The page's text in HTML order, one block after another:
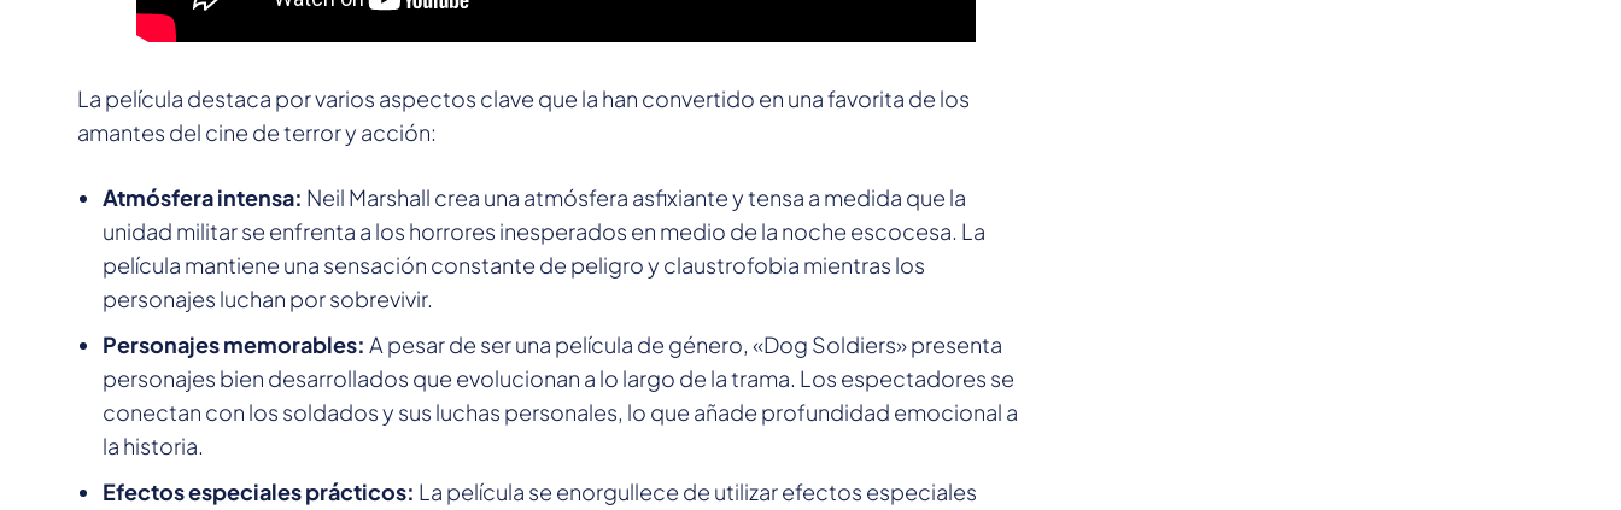
La película destaca por varios aspectos clave que la han convertido en una favorita de los
amantes del cine de terror y acción:
Atmósfera intensa: Neil Marshall crea una atmósfera asfixiante y tensa a medida que la
unidad militar se enfrenta a los horrores inesperados en medio de la noche escocesa. La
película mantiene una sensación constante de peligro y claustrofobia mientras los
personajes luchan por sobrevivir.
Personajes memorables: A pesar de ser una película de género, «Dog Soldiers» presenta
personajes bien desarrollados que evolucionan a lo largo de la trama. Los espectadores se
conectan con los soldados y sus luchas personales, lo que añade profundidad emocional a
la historia.
Efectos especiales prácticos: La película se enorgullece de utilizar efectos especiales